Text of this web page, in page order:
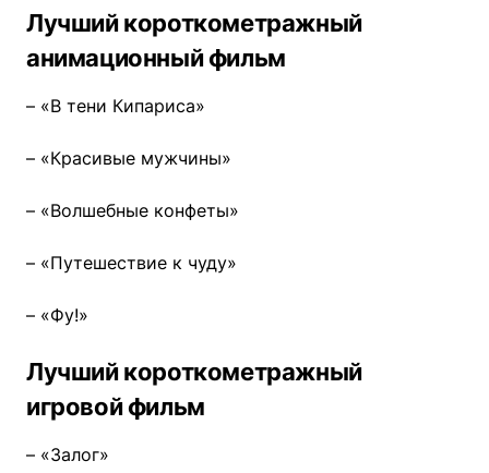
Лучший короткометражный
анимационный фильм
– «В тени Кипариса»
– «Красивые мужчины»
– «Волшебные конфеты»
– «Путешествие к чуду»
– «Фу!»
Лучший короткометражный
игровой фильм
– «Залог»